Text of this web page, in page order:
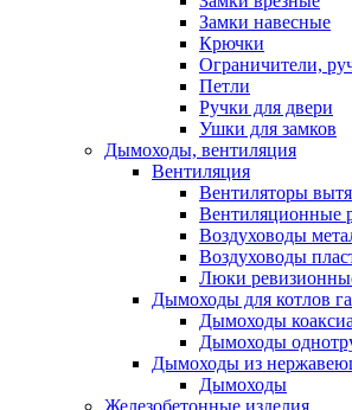
Замки навесные
Крючки
Ограничители,
Петли
Ручки для двери
Ушки для замков
Дымоходы, вентиляция
Вентиляция
Вентиляторы
Вентиляционные
Воздуховоды
Воздуховоды
Люки
Дымоходы для котлов
Дымоходы
Дымоходы
Дымоходы из
Дымоходы
Железобетонные изделия